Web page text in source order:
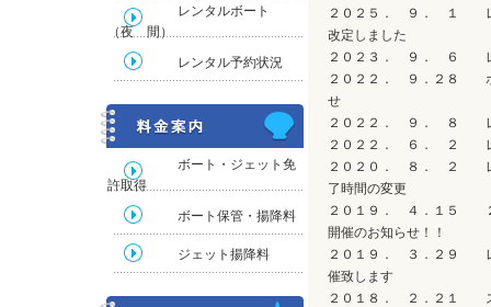
レンタルボート
（夜 間）
レンタル予約状況
ボート・ジェット免
許取得
ボート保管・揚降料
ジェット揚降料
２０２５． ９． １ レ
改定しました
２０２３． ９． ６ レ
２０２２． ９．２８ ボ
せ
２０２２． ９． ８ レ
２０２２． ６． ２ レ
２０２０． ８． ２ レ
了時間の変更
２０１９． ４．１５
開催のお知らせ！！
２０１９． ３．２９ レ
催致します
２０１８． ２．２１ ス